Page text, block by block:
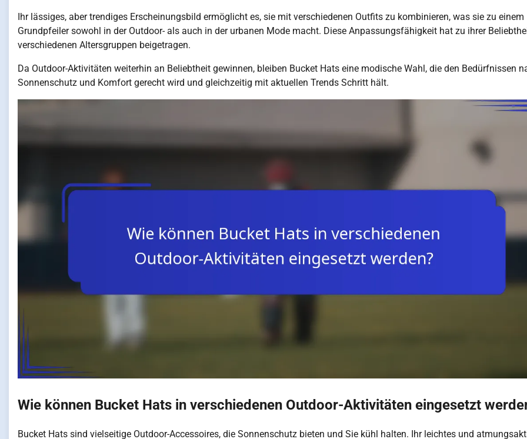
Ihr lässiges, aber trendiges Erscheinungsbild ermöglicht es, sie mit verschiedenen Outfits zu kombinieren, was sie zu einem
Grundpfeiler sowohl in der Outdoor- als auch in der urbanen Mode macht. Diese Anpassungsfähigkeit hat zu ihrer
verschiedenen Altersgruppen beigetragen.
Da Outdoor-Aktivitäten weiterhin an Beliebtheit gewinnen, bleiben Bucket Hats eine modische Wahl, die den Bedürfnissen
Sonnenschutz und Komfort gerecht wird und gleichzeitig mit aktuellen Trends Schritt hält.
Wie können Bucket Hats in verschiedenen Outdoor-Aktivitäten eingesetzt
Bucket Hats sind vielseitige Outdoor-Accessoires, die Sonnenschutz bieten und Sie kühl halten. Ihr leichtes und